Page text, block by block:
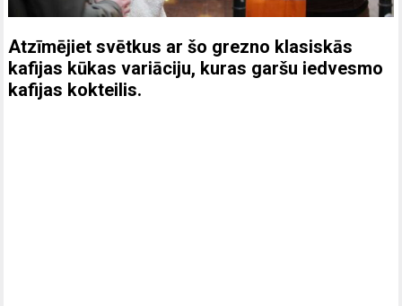
Atzīmējiet svētkus ar šo grezno klasiskās
kafijas kūkas variāciju, kuras garšu iedvesmo
kafijas kokteilis.